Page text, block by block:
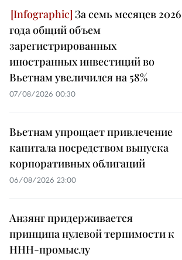
За семь месяцев 2026
года общий объем
зарегистрированных
иностранных инвестиций во
Вьетнам увеличился на 58%
07/08/2026 00:30
Вьетнам упрощает привлечение
капитала посредством выпуска
корпоративных облигаций
06/08/2026 23:00
Анзянг придерживается
принципа нулевой терпимости к
ННН-промыслу